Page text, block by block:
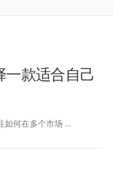
一款适合自己
如何在多个市场 …